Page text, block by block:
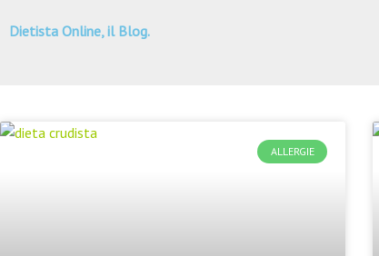
Dietista Online, il Blog.
ALLERGIE